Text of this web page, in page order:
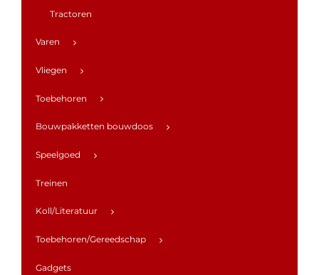
Tractoren
Varen
Vliegen
Toebehoren
Bouwpakketten bouwdoos
Speelgoed
Treinen
Koll/Literatuur
Toebehoren/Gereedschap
Gadgets